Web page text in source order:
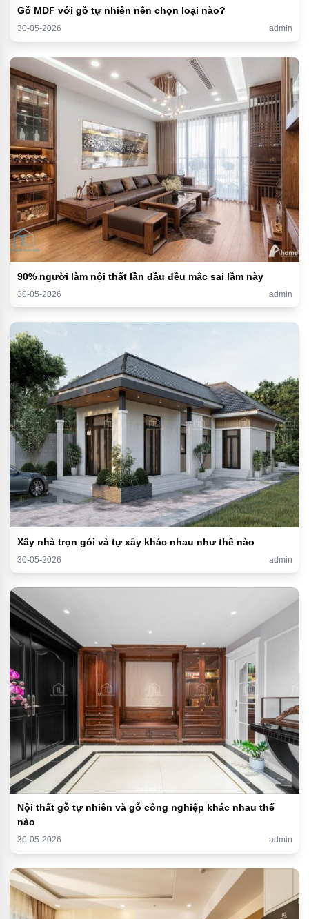
Gỗ MDF với gỗ tự nhiên nên chọn loại nào?
30-05-2026 admin
90% người làm nội thất lần đầu đều mắc sai lầm này
30-05-2026 admin
Xây nhà trọn gói và tự xây khác nhau như thế nào
30-05-2026 admin
Nội thất gỗ tự nhiên và gỗ công nghiệp khác nhau thế
nào
30-05-2026 admin